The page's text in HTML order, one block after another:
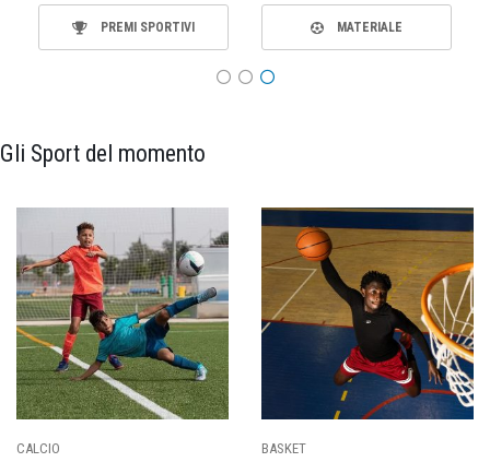
PREMI SPORTIVI MATERIALE
Gli Sport del momento
CALCIO BASKET